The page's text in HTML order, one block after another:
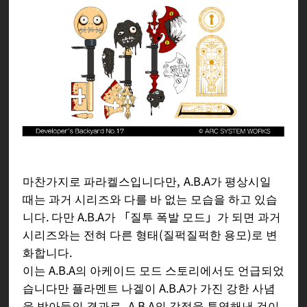
되고 말았다. 그러나 파라켈스 본인은
인정하지 않으며, 틈만 나면 A.B.A에게
서 도망치려 하고 있다.
파라켈스는 성전이 종결된 뒤에도 전장
을 원하고 있으며, 길에서 만난 강자에
게 「주인이 되지 않겠는가?」하며 유
혹하지만, 현재로선 성공한 예는 없다.
유혹을 받은 상대는 대부분 A.B.A의 매
주인의 정신에 간섭해 그 사상・사고를
지배하는 성질이었으나, 아바의 강인한
정신력에 패배하고 거꾸로 간섭을 받게
된다.
그 사념의 강함은 파라켈스의 형태를
변모시킬 정도였으며, 날이 지날수록
마찬가지로 파라켈스입니다만, A.B.A가 평상시일
때는 과거 시리즈와 다를 바 없는 모습을 하고 있습
니다. 다만 A.B.A가 「질투 폭발 모드」가 되면 과거
시리즈와는 전혀 다른 형태(질퍽질퍽한 용모)로 변
화합니다.
이는 A.B.A의 아케이드 모드 스토리에서도 언급되었
습니다만 플라멘트 나겔이 A.B.A가 가진 강한 사념